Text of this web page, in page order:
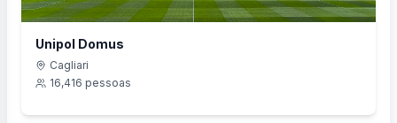
Unipol Domus
Cagliari
16,416 pessoas